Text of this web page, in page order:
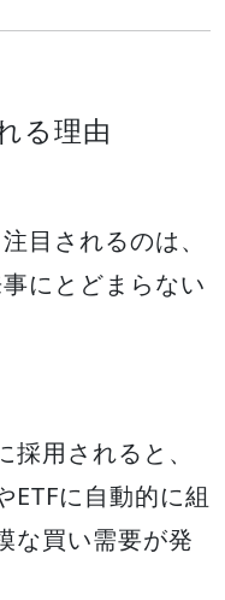
る理由
目されるのは、
にとどまらない
採用されると、
ETFに自動的に組
な買い需要が発